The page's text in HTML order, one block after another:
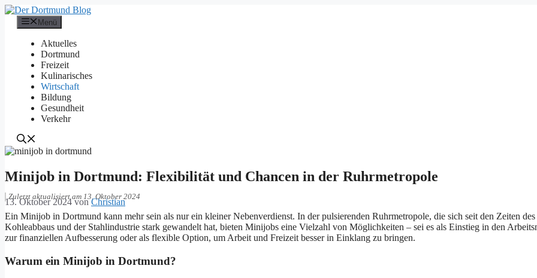
Zum
Inhalt
springen
Menü
Aktuelles
Dortmund
Freizeit
Kulinarisches
Wirtschaft
Bildung
Gesundheit
Verkehr
Minijob in Dortmund: Flexibilität und Chancen in der Ruhrmetropole
13. Oktober 2024 vonChristian
Zuletzt aktualisiert am 13. Oktober 2024
Ein Minijob in Dortmund kann mehr sein als nur ein kleiner Nebenverdienst. In der pulsierenden Ruhrmetropole, die sich seit den Zeiten des
Kohleabbaus und der Stahlindustrie stark gewandelt hat, bieten Minijobs eine Vielzahl von Möglichkeiten – sei es als Einstieg in den
zur finanziellen Aufbesserung oder als flexible Option, um Arbeit und Freizeit besser in Einklang zu bringen.
Warum ein Minijob in Dortmund?